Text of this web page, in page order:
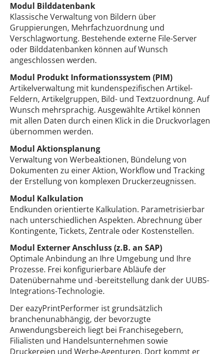
Modul Bilddatenbank
Klassische Verwaltung von Bildern über
Gruppierungen, Mehrfachzuordnung und
Verschlagwortung. Bestehende externe File-Server
oder Bilddatenbanken können auf Wunsch
angeschlossen werden.
Modul Produkt Informationssystem (PIM)
Artikelverwaltung mit kundenspezifischen Artikel-
Feldern, Artikelgruppen, Bild- und Textzuordnung. Auf
Wunsch mehrsprachig. Ausgewählte Artikel können
mit allen Daten durch einen Klick in die Druckvorlagen
übernommen werden.
Modul Aktionsplanung
Verwaltung von Werbeaktionen, Bündelung von
Dokumenten zu einer Aktion, Workflow und Tracking
der Erstellung von komplexen Druckerzeugnissen.
Modul Kalkulation
Endkunden orientierte Kalkulation. Parametrisierbar
nach unterschiedlichen Aspekten. Abrechnung über
Kontingente, Tickets, Zentrale oder Kostenstellen.
Modul Externer Anschluss (z.B. an SAP)
Optimale Anbindung an Ihre Umgebung und Ihre
Prozesse. Frei konfigurierbare Abläufe der
Datenübernahme und -bereitstellung dank der UUBS-
Integrations-Technologie.
Der eazyPrintPerformer ist grundsätzlich
branchenunabhängig, der bevorzugte
Anwendungsbereich liegt bei Franchisegebern,
Filialisten und Handelsunternehmen sowie
Druckereien und Werbe-Agenturen. Dort kommt er